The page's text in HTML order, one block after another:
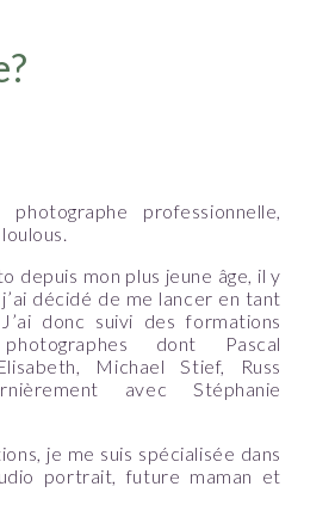
professionnelle,
depuis mon plus jeune âge, il y
décidé de me lancer en tant
donc suivi des formations
dont Pascal
Michael Stief, Russ
avec Stéphanie
je me suis spécialisée dans
portrait, future maman et